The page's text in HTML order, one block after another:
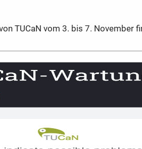
TUCaN vom 3. bis 7. November